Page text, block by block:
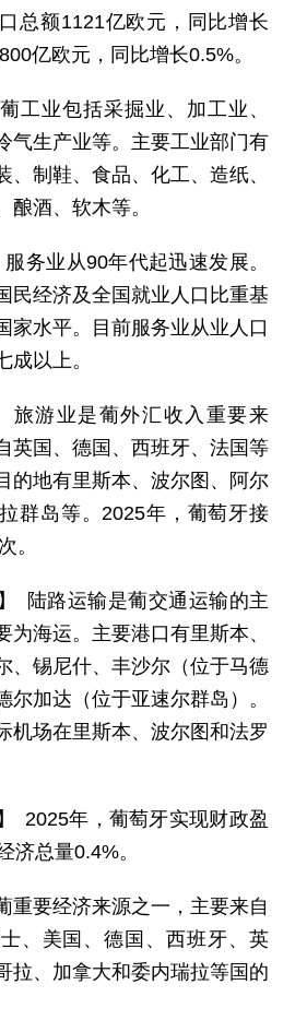
总额1121亿欧元，同比增长
亿欧元，同比增长0.5%。
工业包括采掘业、加工业、
气生产业等。主要工业部门有
、制鞋、食品、化工、造纸、
酿酒、软木等。
服务业从90年代起迅速发展。
民经济及全国就业人口比重基
家水平。目前服务业从业人口
成以上。
旅游业是葡外汇收入重要来
英国、德国、西班牙、法国等
的地有里斯本、波尔图、阿尔
群岛等。2025年，葡萄牙接
。
陆路运输是葡交通运输的主
为海运。主要港口有里斯本、
、锡尼什、丰沙尔（位于马德
尔加达（位于亚速尔群岛）。
机场在里斯本、波尔图和法罗
2025年，葡萄牙实现财政盈
济总量0.4%。
重要经济来源之一，主要来自
、美国、德国、西班牙、英
拉、加拿大和委内瑞拉等国的